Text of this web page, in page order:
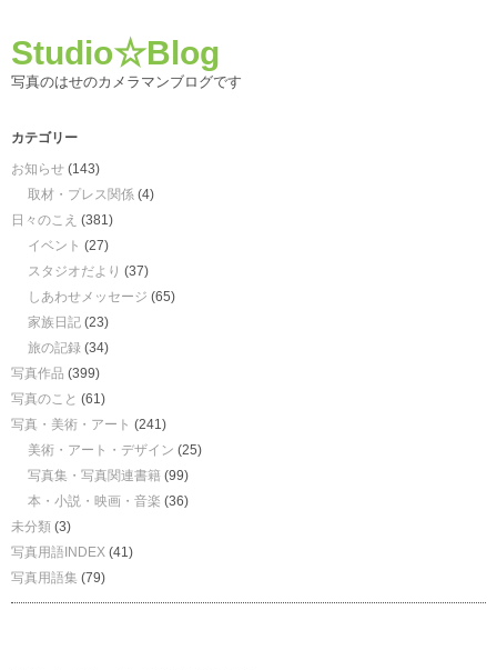
Studio☆Blog
写真のはせのカメラマンブログです
カテゴリー
お知らせ (143)
取材・プレス関係 (4)
日々のこえ (381)
イベント (27)
スタジオだより (37)
しあわせメッセージ (65)
家族日記 (23)
旅の記録 (34)
写真作品 (399)
写真のこと (61)
写真・美術・アート (241)
美術・アート・デザイン (25)
写真集・写真関連書籍 (99)
本・小説・映画・音楽 (36)
未分類 (3)
写真用語INDEX (41)
写真用語集 (79)